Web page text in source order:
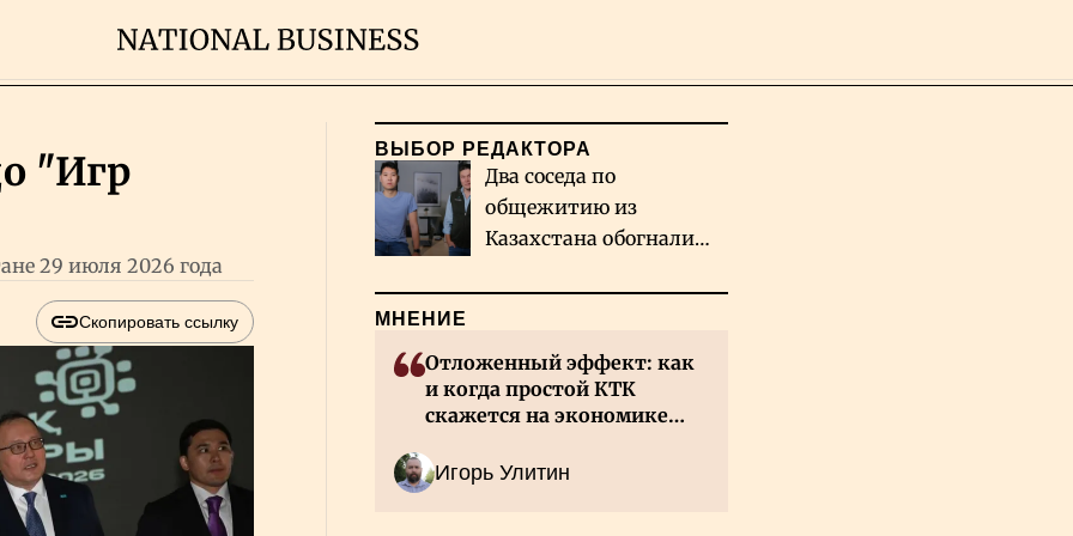
"Игр
29 июля 2026 года
Скопировать ссылку
ВЫБОР РЕДАКТОРА
Два соседа по
общежитию из
Казахстана обогнали
МНЕНИЕ
Отложенный эффект: как
и когда простой КТК
скажется на экономике
Игорь Улитин